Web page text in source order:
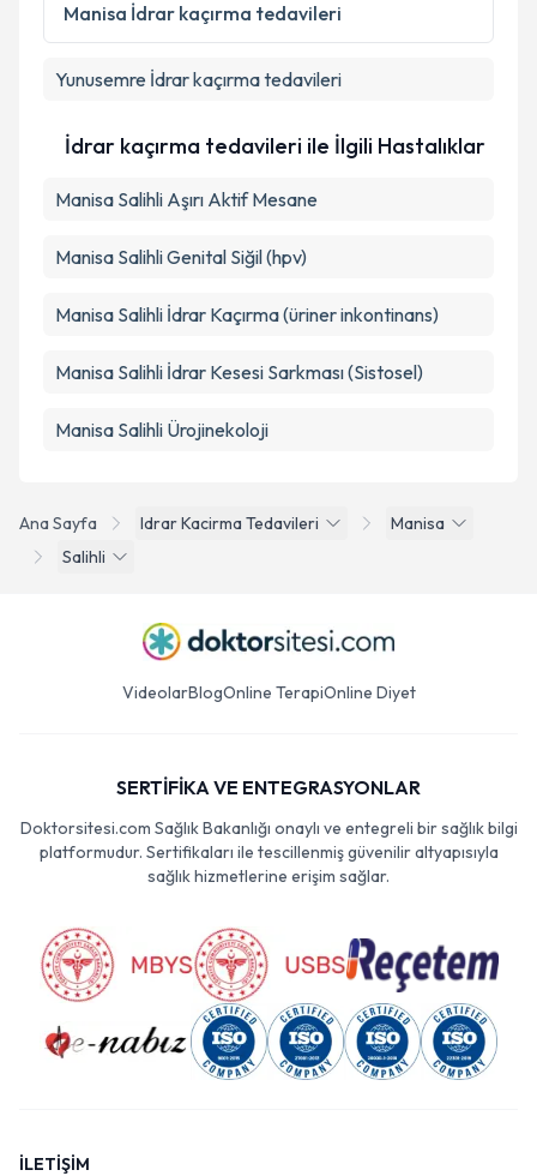
Ana Sayfa Idrar Kacirma Tedavileri
Manisa
Salihli
Manisa İdrar kaçırma tedavileri
Yunusemre İdrar kaçırma tedavileri
İdrar kaçırma tedavileri ile İlgili Hastalıklar
Manisa Salihli Aşırı Aktif Mesane
Manisa Salihli Genital Siğil (hpv)
Manisa Salihli İdrar Kaçırma (üriner inkontinans)
Manisa Salihli İdrar Kesesi Sarkması (Sistosel)
Manisa Salihli Ürojinekoloji
VideolarBlogOnline TerapiOnline Diyet
SERTİFİKA VE ENTEGRASYONLAR
Doktorsitesi.com Sağlık Bakanlığı onaylı ve entegreli bir sağlık bilgi
platformudur. Sertifikaları ile tescillenmiş güvenilir altyapısıyla
sağlık hizmetlerine erişim sağlar.
İLETİŞİM